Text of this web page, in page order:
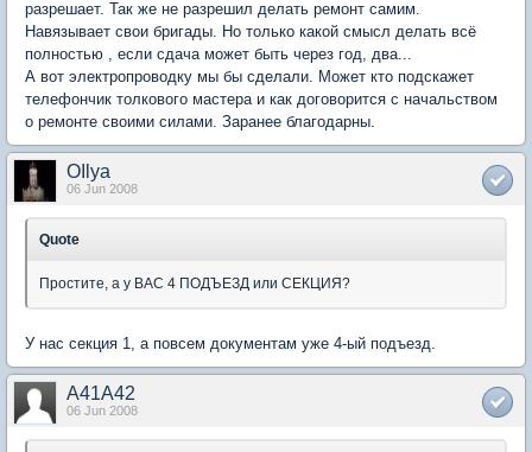
разрешает. Так же не разрешил делать ремонт самим.
Навязывает свои бригады. Но только какой смысл делать всё
полностью , если сдача может быть через год, два...
А вот электропроводку мы бы сделали. Может кто подскажет
телефончик толкового мастера и как договорится с начальством
о ремонте своими силами. Заранее благодарны.
OIlya
06 Jun 2008
Quote
Простите, а у ВАС 4 ПОДЪЕЗД или СЕКЦИЯ?
У нас секция 1, а повсем документам уже 4-ый подъезд.
A41A42
06 Jun 2008